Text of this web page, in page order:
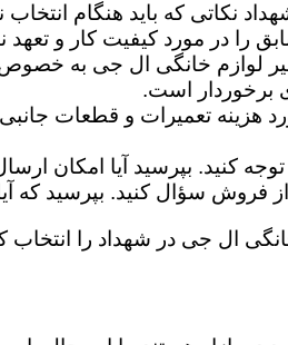
نکاتی که باید هنگام
را در مورد کیفیت کار و تعهد
لوازم خانگی ال جی به
برخوردار است.
هزینه تعمیرات و قطعات
بپرسید آیا امکان
سؤال کنید. بپرسید که آیا
ال جی در شهداد را انتخاب